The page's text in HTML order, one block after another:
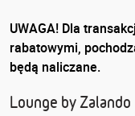
UWAGA! Dla
rabatowymi,
będą naliczane.
Lounge by Zalando